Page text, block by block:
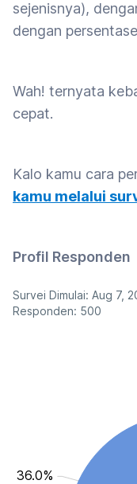
sejenisnya),
dengan
Wah! ternyata
cepat.
Kalo kamu cara
kamu melalui
Profil Responden
Survei Dimulai: Aug 7,
Responden: 500
36.0%